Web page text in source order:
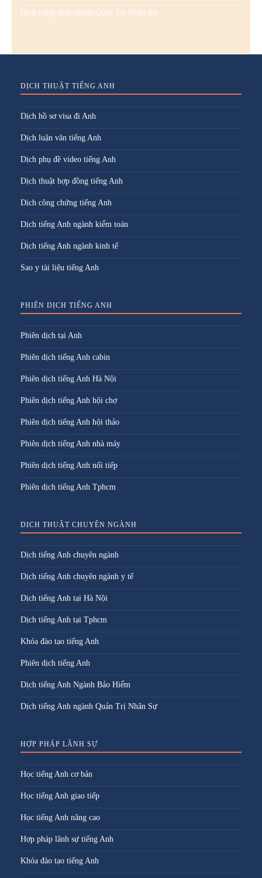
Dịch tiếng Anh ngành Quản Trị Nhân Sự
DỊCH THUẬT TIẾNG ANH
Dịch hồ sơ visa đi Anh
Dịch luận văn tiếng Anh
Dịch phụ đề video tiếng Anh
Dịch thuật hợp đồng tiếng Anh
Dịch công chứng tiếng Anh
Dịch tiếng Anh ngành kiểm toán
Dịch tiếng Anh ngành kinh tế
Sao y tài liệu tiếng Anh
PHIÊN DỊCH TIẾNG ANH
Phiên dịch tại Anh
Phiên dịch tiếng Anh cabin
Phiên dịch tiếng Anh Hà Nội
Phiên dịch tiếng Anh hội chợ
Phiên dịch tiếng Anh hội thảo
Phiên dịch tiếng Anh nhà máy
Phiên dịch tiếng Anh nối tiếp
Phiên dịch tiếng Anh Tphcm
DỊCH THUẬT CHUYÊN NGÀNH
Dịch tiếng Anh chuyên ngành
Dịch tiếng Anh chuyên ngành y tế
Dịch tiếng Anh tại Hà Nội
Dịch tiếng Anh tại Tphcm
Khóa đào tạo tiếng Anh
Phiên dịch tiếng Anh
Dịch tiếng Anh Ngành Bảo Hiểm
Dịch tiếng Anh ngành Quản Trị Nhân Sự
HỢP PHÁP LÃNH SỰ
Học tiếng Anh cơ bản
Học tiếng Anh giao tiếp
Học tiếng Anh nâng cao
Hợp pháp lãnh sự tiếng Anh
Khóa đào tạo tiếng Anh